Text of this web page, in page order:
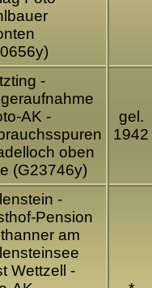
-
AK -
oben
(G23746y)
gel.
1942
-
Pension
am
Wettzell -